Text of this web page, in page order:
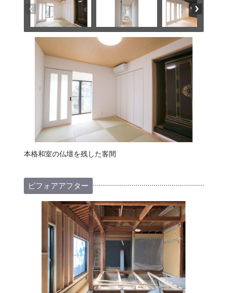
本格和室の仏壇を残した客間
ビフォアアフター